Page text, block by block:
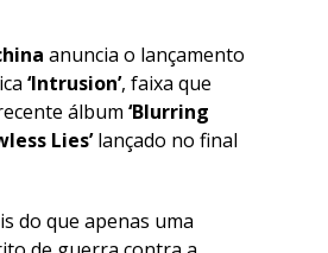
anuncia o lançamento
‘Intrusion’, faixa que
álbum ‘Blurring
Lies’ lançado no final
do que apenas uma